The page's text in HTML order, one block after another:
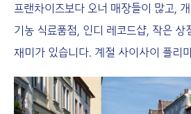
프랜차이즈보다 오너 매장들이 많고,
기농 식료품점, 인디 레코드샵, 작은
재미가 있습니다. 계절 사이사이 플리